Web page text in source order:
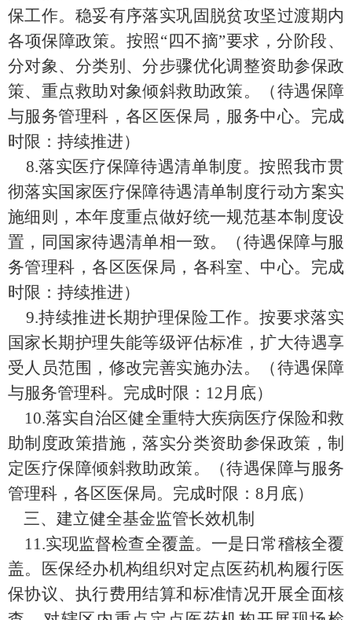
保工作。稳妥有序落实巩固脱贫攻坚过渡期内
各项保障政策。 按照“四不摘”要求，分阶段、
分对象、分类别、分步骤优化调整资助参保政
策、 重点救助对象倾斜救助政策。 （待遇保障
与服务管理科，各区医保局，服务中心。完成
时限： 持续推进）
8.落实医疗保障待遇清单制度。按照我市贯
彻落实国家医疗保障待遇清单制度行动方案实
施细则 ， 本年度重点做好统一规范基本制度设
置，同国家待遇清单相一致。
（待遇保障与服
务管理科，各区医保局，各科室、中心。完成
时限： 持续推进）
9.持续推进长期护理保险工作。按要求落实
国家长期护理失能等级评估标准 ，扩大待遇享
受人员范围，修改完善实施办法。
（待遇保障
与服务管理科。完成时限： 12月底）
10.落实自治区健全重特大疾病医疗保险和救
助制度政策措施，落实分类资助参保政策，制
定医疗保障倾斜救助政策。
（待遇保障与服务
管理科，各区医保局。完成时限： 8月底）
三、建立健全基金监管长效机制
11.实现监督检查全覆盖。一是日常稽核全覆
盖。医保经办机构组织对定点医药机构履行医
保协议、执行费用结算和标准情况开展全面核